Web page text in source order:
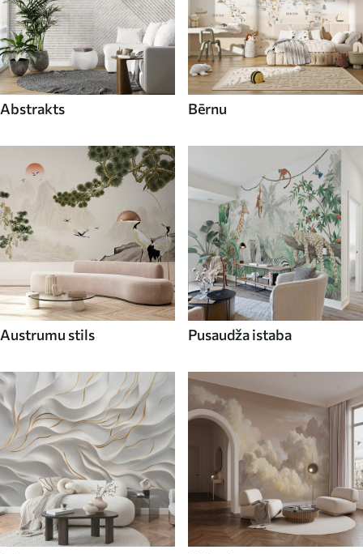
Abstrakts Bērnu
Austrumu stils Pusaudža istaba